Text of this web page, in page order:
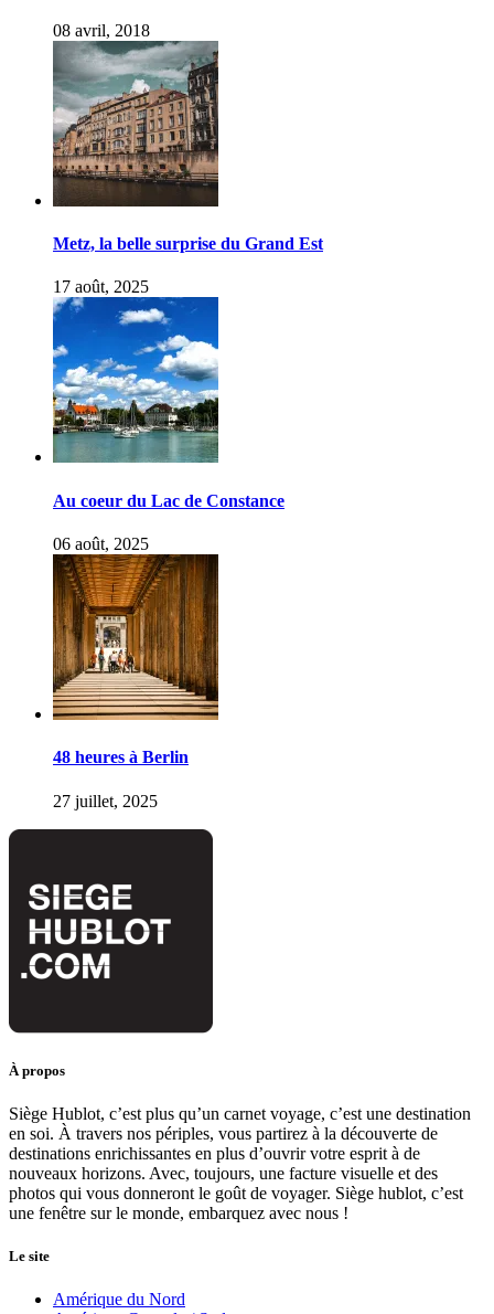
08 avril, 2018
Metz, la belle surprise du Grand Est
17 août, 2025
Au coeur du Lac de Constance
06 août, 2025
48 heures à Berlin
27 juillet, 2025
À propos
Siège Hublot, c’est plus qu’un carnet voyage, c’est une destination
en soi. À travers nos périples, vous partirez à la découverte de
destinations enrichissantes en plus d’ouvrir votre esprit à de
nouveaux horizons. Avec, toujours, une facture visuelle et des
photos qui vous donneront le goût de voyager. Siège hublot, c’est
une fenêtre sur le monde, embarquez avec nous !
Le site
Amérique du Nord